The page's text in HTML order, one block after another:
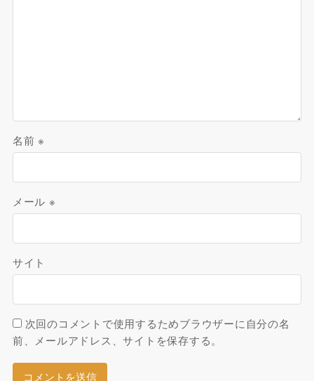
名前※
メール ※
サイト
次回のコメントで使用するためブラウザーに自分の名
前、メールアドレス、サイトを保存する。